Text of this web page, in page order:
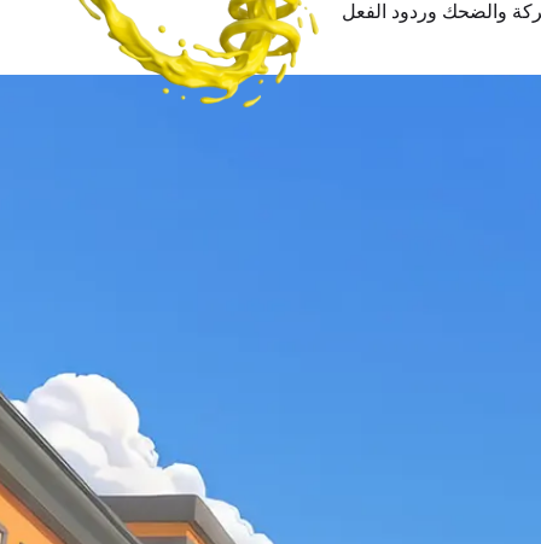
الأرانب المجنونة. 40 دقيقة من الحركة والضحك وردود الفعل